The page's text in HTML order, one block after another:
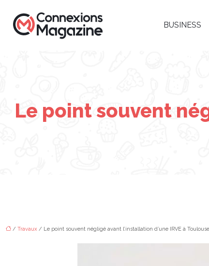
BUSINESS
Le point souvent
/ Travaux / Le point souvent négligé avant l’installation d’une IRVE à Toulouse